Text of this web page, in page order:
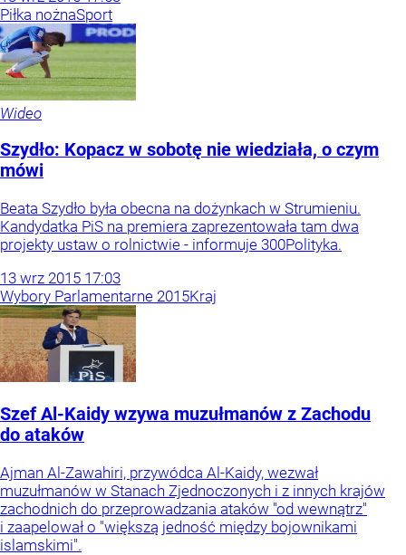
Piłka nożnaSport
Wideo
Szydło: Kopacz w sobotę nie wiedziała, o czym
mówi
Beata Szydło była obecna na dożynkach w Strumieniu.
Kandydatka PiS na premiera zaprezentowała tam dwa
projekty ustaw o rolnictwie - informuje 300Polityka.
13 wrz 2015 17:03
Wybory Parlamentarne 2015Kraj
Szef Al-Kaidy wzywa muzułmanów z Zachodu
do ataków
Ajman Al-Zawahiri, przywódca Al-Kaidy, wezwał
muzułmanów w Stanach Zjednoczonych i z innych krajów
zachodnich do przeprowadzania ataków "od wewnątrz"
i zaapelował o "większą jedność między bojownikami
islamskimi".